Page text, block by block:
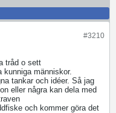
#3210
tråd o sett
människor.
tankar och idéer. Så jag
eller några kan dela med
och kommer göra det